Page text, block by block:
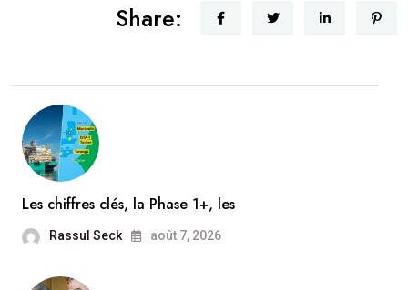
Share:
Les chiffres clés, la Phase 1+, les
Rassul Seck août 7, 2026